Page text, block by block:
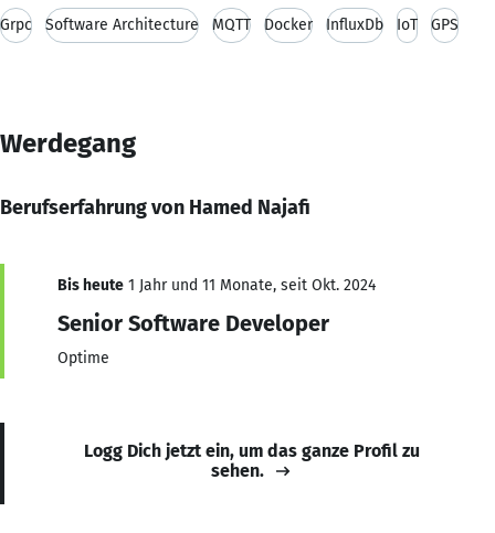
Grpc Software Architecture MQTT Docker InfluxDb IoT GPS
Werdegang
Berufserfahrung von Hamed Najafi
Bis heute 1 Jahr und 11 Monate, seit Okt. 2024
Senior Software Developer
Optime
Logg Dich jetzt ein, um das ganze Profil zu
sehen.